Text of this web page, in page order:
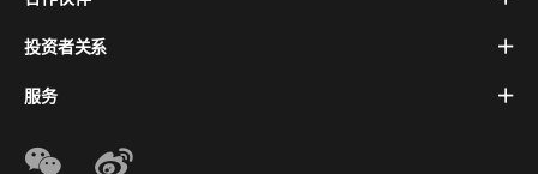
投资者关系
服务